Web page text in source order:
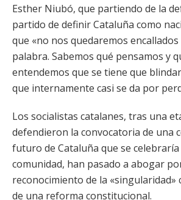
Esther Niubó, que partiendo de la
partido de definir Cataluña como
que «no nos quedaremos
palabra. Sabemos qué pensamos y
entendemos que se tiene que
que internamente casi se da por
Los socialistas catalanes, tras una
defendieron la convocatoria de una
futuro de Cataluña que se
comunidad, han pasado a abogar
reconocimiento de la «singularidad»
de una reforma constitucional.